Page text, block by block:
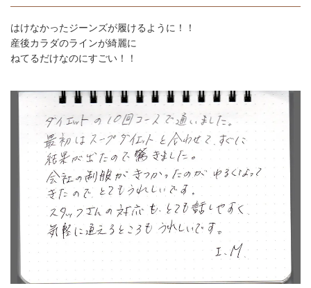
はけなかったジーンズが履けるように！！
産後カラダのラインが綺麗に
ねてるだけなのにすごい！！